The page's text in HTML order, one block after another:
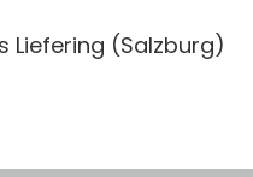
Liefering (Salzburg)